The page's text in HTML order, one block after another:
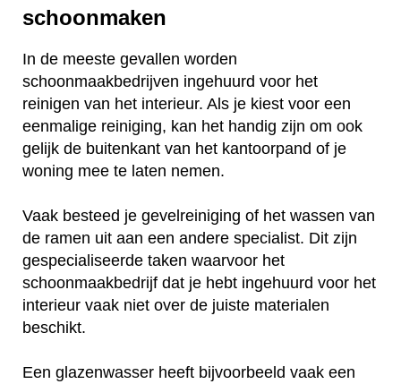
schoonmaken
In de meeste gevallen worden
schoonmaakbedrijven ingehuurd voor het
reinigen van het interieur. Als je kiest voor een
eenmalige reiniging, kan het handig zijn om ook
gelijk de buitenkant van het kantoorpand of je
woning mee te laten nemen.
Vaak besteed je gevelreiniging of het wassen van
de ramen uit aan een andere specialist. Dit zijn
gespecialiseerde taken waarvoor het
schoonmaakbedrijf dat je hebt ingehuurd voor het
interieur vaak niet over de juiste materialen
beschikt.
Een glazenwasser heeft bijvoorbeeld vaak een